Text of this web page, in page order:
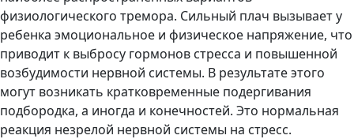
физиологического тремора. Сильный плач вызывает у
ребенка эмоциональное и физическое напряжение, что
приводит к выбросу гормонов стресса и повышенной
возбудимости нервной системы. В результате этого
могут возникать кратковременные подергивания
подбородка, а иногда и конечностей. Это нормальная
реакция незрелой нервной системы на стресс.